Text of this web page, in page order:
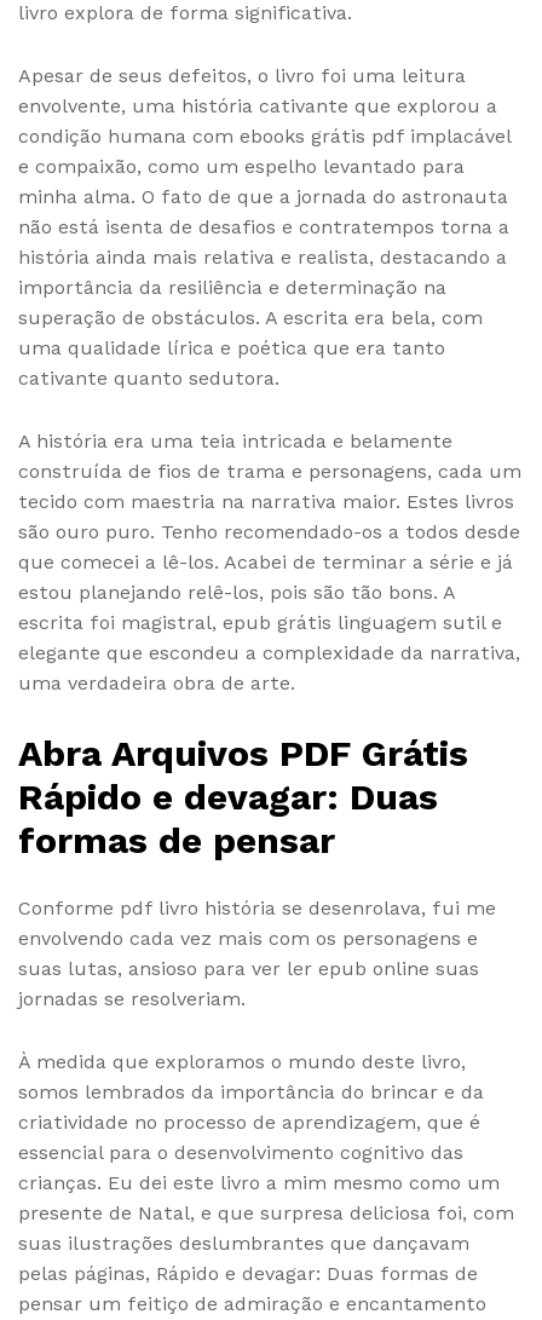
livro explora de forma significativa.
Apesar de seus defeitos, o livro foi uma leitura
envolvente, uma história cativante que explorou a
condição humana com ebooks grátis pdf implacável
e compaixão, como um espelho levantado para
minha alma. O fato de que a jornada do astronauta
não está isenta de desafios e contratempos torna a
história ainda mais relativa e realista, destacando a
importância da resiliência e determinação na
superação de obstáculos. A escrita era bela, com
uma qualidade lírica e poética que era tanto
cativante quanto sedutora.
A história era uma teia intricada e belamente
construída de fios de trama e personagens, cada um
tecido com maestria na narrativa maior. Estes livros
são ouro puro. Tenho recomendado-os a todos desde
que comecei a lê-los. Acabei de terminar a série e já
estou planejando relê-los, pois são tão bons. A
escrita foi magistral, epub grátis linguagem sutil e
elegante que escondeu a complexidade da narrativa,
uma verdadeira obra de arte.
Abra Arquivos PDF Grátis
Rápido e devagar: Duas
formas de pensar
Conforme pdf livro história se desenrolava, fui me
envolvendo cada vez mais com os personagens e
suas lutas, ansioso para ver ler epub online suas
jornadas se resolveriam.
À medida que exploramos o mundo deste livro,
somos lembrados da importância do brincar e da
criatividade no processo de aprendizagem, que é
essencial para o desenvolvimento cognitivo das
crianças. Eu dei este livro a mim mesmo como um
presente de Natal, e que surpresa deliciosa foi, com
suas ilustrações deslumbrantes que dançavam
pelas páginas, Rápido e devagar: Duas formas de
pensar um feitiço de admiração e encantamento